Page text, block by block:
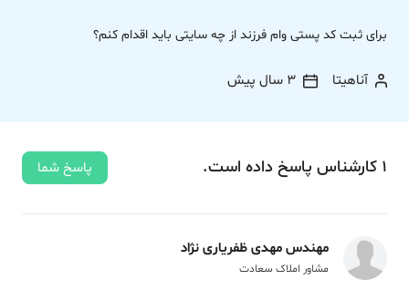
برای ثبت کد پستی وام فرزند از چه سایتی باید اقدام کنم؟
آناهیتا 3 سال پیش
1 کارشناس پاسخ داده‌ است. پاسخ شما
مهندس مهدی ظفریاری نژاد
مشاور املاک سعادت